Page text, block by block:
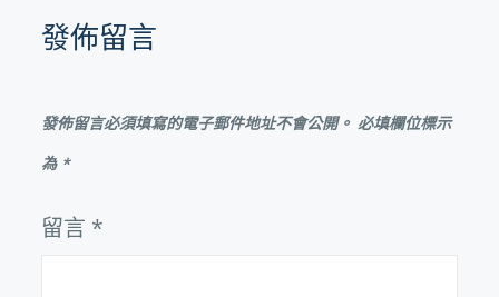
發佈留言
發佈留言必須填寫的電子郵件地址不會公開。 必填欄位標示
為 *
留言 *